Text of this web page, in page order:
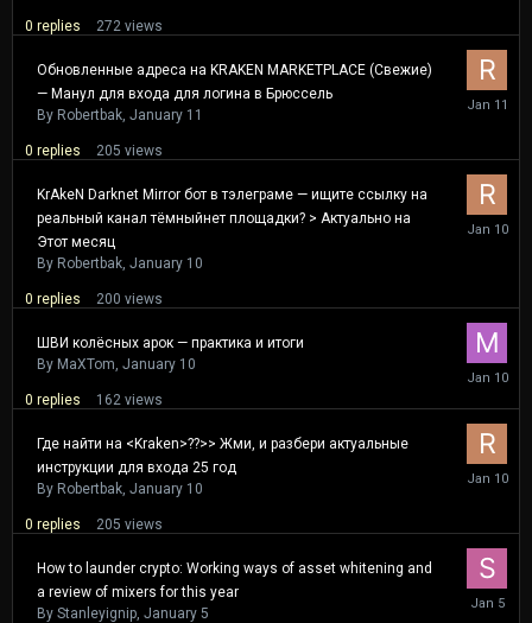
0 replies 272 views
Обновленные адреса на KRAKEN MARKETPLACE (Свежие)
— Манул для входа для логина в Брюссель
By Robertbak January 11
0 replies 205 views
January
11
KrAkeN Darknet Mirror бот в тэлеграме — ищите ссылку на
реальный канал тёмныйнет площадки? > Актуально на
Этот месяц
By Robertbak January 10
0 replies 200 views
January
10
ШВИ колёсных арок — практика и итоги
By MaXTom January 10
0 replies 162 views
January
10
Где найти на <Kraken>??>> Жми, и разбери актуальные
инструкции для входа 25 год
By Robertbak January 10
0 replies 205 views
January
10
How to launder crypto: Working ways of asset whitening and
a review of mixers for this year
By Stanleyignip January 5
January
5